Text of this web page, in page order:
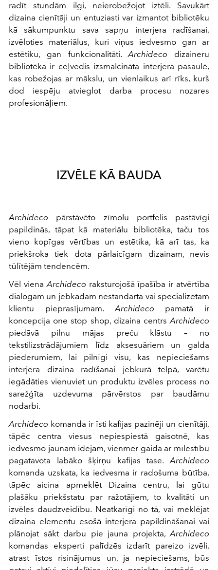
radīt stundām ilgi, neierobežojot iztēli. Savukārt
dizaina cienītāji un entuziasti var izmantot bibliotēku
kā sākumpunktu sava sapņu interjera radīšanai,
izvēloties materiālus, kuri viņus iedvesmo gan ar
estētiku, gan funkcionalitāti.Archideco dizaineru
bibliotēka ir ceļvedis izsmalcināta interjera pasaulē,
kas robežojas ar mākslu, un vienlaikus arī rīks, kurš
dod iespēju atvieglot darba procesu nozares
profesionāļiem.
IZVĒLE KĀ BAUDA
Archideco pārstāvēto zīmolu portfelis pastāvīgi
papildinās, tāpat kā materiālu bibliotēka, taču tos
vieno kopīgas vērtības un estētika, kā arī tas, ka
priekšroka tiek dota pārlaicīgam dizainam, nevis
tūlītējām tendencēm.
Vēl vienaArchideco raksturojošā īpašība ir atvērtība
dialogam un jebkādam nestandarta vai specializētam
klientu pieprasījumam.Archideco pamatā ir
koncepcija one stop shop, dizaina centrsArchideco
piedāvā pilnu mājas preču klāstu – no
tekstilizstrādājumiem līdz aksesuāriem un galda
piederumiem, lai pilnīgi visu, kas nepieciešams
interjera dizaina radīšanai jebkurā telpā, varētu
iegādāties vienuviet un produktu izvēles process no
sarežģīta uzdevuma pārvērstos par baudāmu
nodarbi.
Archideco komanda ir īsti kafijas pazinēji un cienītāji,
tāpēc centra viesus nepiespiestā gaisotnē, kas
iedvesmo jaunām idejām, vienmēr gaida ar mīlestību
pagatavota labāko šķirņu kafijas tase.Archideco
komanda uzskata, ka iedvesma ir radošuma būtība,
tāpēc aicina apmeklēt Dizaina centru, lai gūtu
plašāku priekšstatu par ražotājiem, to kvalitāti un
izvēles daudzveidību. Neatkarīgi no tā, vai meklējat
dizaina elementu esošā interjera papildināšanai vai
plānojat sākt darbu pie jauna projekta,Archideco
komandas eksperti palīdzēs izdarīt pareizo izvēli,
atrast īstos risinājumus un, ja nepieciešams, būs